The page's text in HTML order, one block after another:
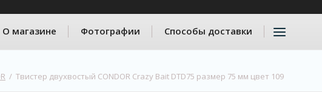
О магазине Фотографии Способы доставки
  /  Твистер двухвостый CONDOR Crazy Bait DTD75 размер 75 мм цвет 109